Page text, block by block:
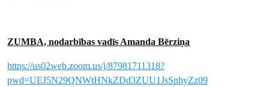
ZUMBA, nodarbības vadīs Amanda Bērziņa
https://us02web.zoom.us/j/87981711318?
pwd=UEJ5N29QNWtHNkZDd3ZUU1JsSnhyZz09